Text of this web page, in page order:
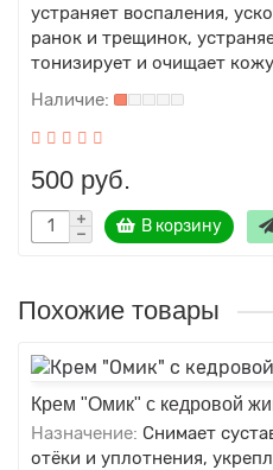
устраняет воспаления,
ранок и трещинок,
тонизирует и очищает
500 руб.
В корзину
Похожие товары
Крем "Омик" с кедровой
Назначение: Снимает
отёки и уплотнения,